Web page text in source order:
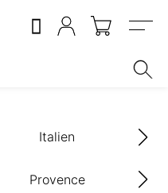
Menu
Italien
Provence